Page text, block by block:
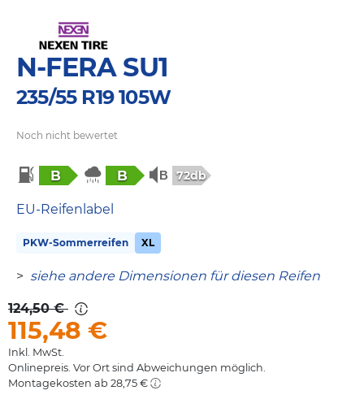
N-FERA SU1
235/55 R19 105W
Noch nicht bewertet
B B 72db
EU-Reifenlabel
PKW-Sommerreifen XL
> siehe andere Dimensionen für diesen Reifen
124,50 €
115,48 €
Inkl. MwSt.
Onlinepreis. Vor Ort sind Abweichungen möglich.
Montagekosten ab 28,75 €